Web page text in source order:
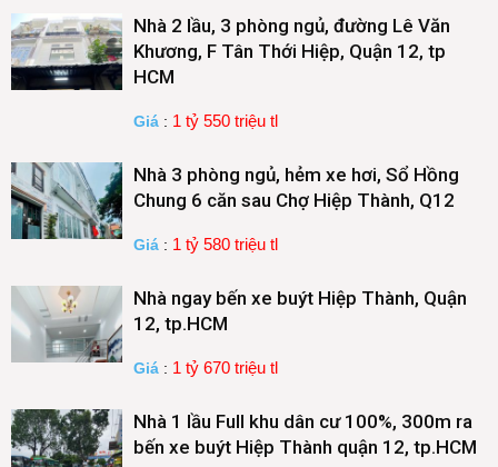
Nhà 2 lầu, 3 phòng ngủ, đường Lê Văn
Khương, F Tân Thới Hiệp, Quận 12, tp
HCM
Giá : 1 tỷ 550 triệu tl
Nhà 3 phòng ngủ, hẻm xe hơi, Sổ Hồng
Chung 6 căn sau Chợ Hiệp Thành, Q12
Giá : 1 tỷ 580 triệu tl
Nhà ngay bến xe buýt Hiệp Thành, Quận
12, tp.HCM
Giá : 1 tỷ 670 triệu tl
Nhà 1 lầu Full khu dân cư 100%, 300m ra
bến xe buýt Hiệp Thành quận 12, tp.HCM